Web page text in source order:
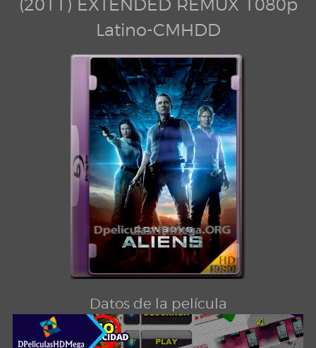
(2011) EXTENDED REMUX 1080p
Latino-CMHDD
Datos de la película